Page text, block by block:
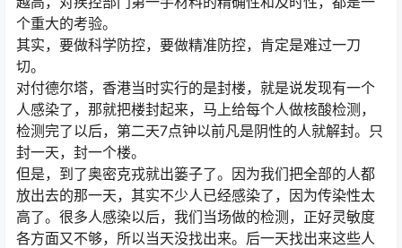
个重大的考验。
其实，要做科学防控，要做精准防控，肯定是难过一刀
切。
对付德尔塔，香港当时实行的是封楼，就是说发现有一个
人感染了，那就把楼封起来，马上给每个人做核酸检测，
检测完了以后，第二天7点钟以前凡是阴性的人就解封。只
封一天，封一个楼。
但是，到了奥密克戎就出篓子了。因为我们把全部的人都
放出去的那一天，其实不少人已经感染了，因为传染性太
高了。很多人感染以后，我们当场做的检测，正好灵敏度
各方面又不够，所以当天没找出来。后一天找出来这些人